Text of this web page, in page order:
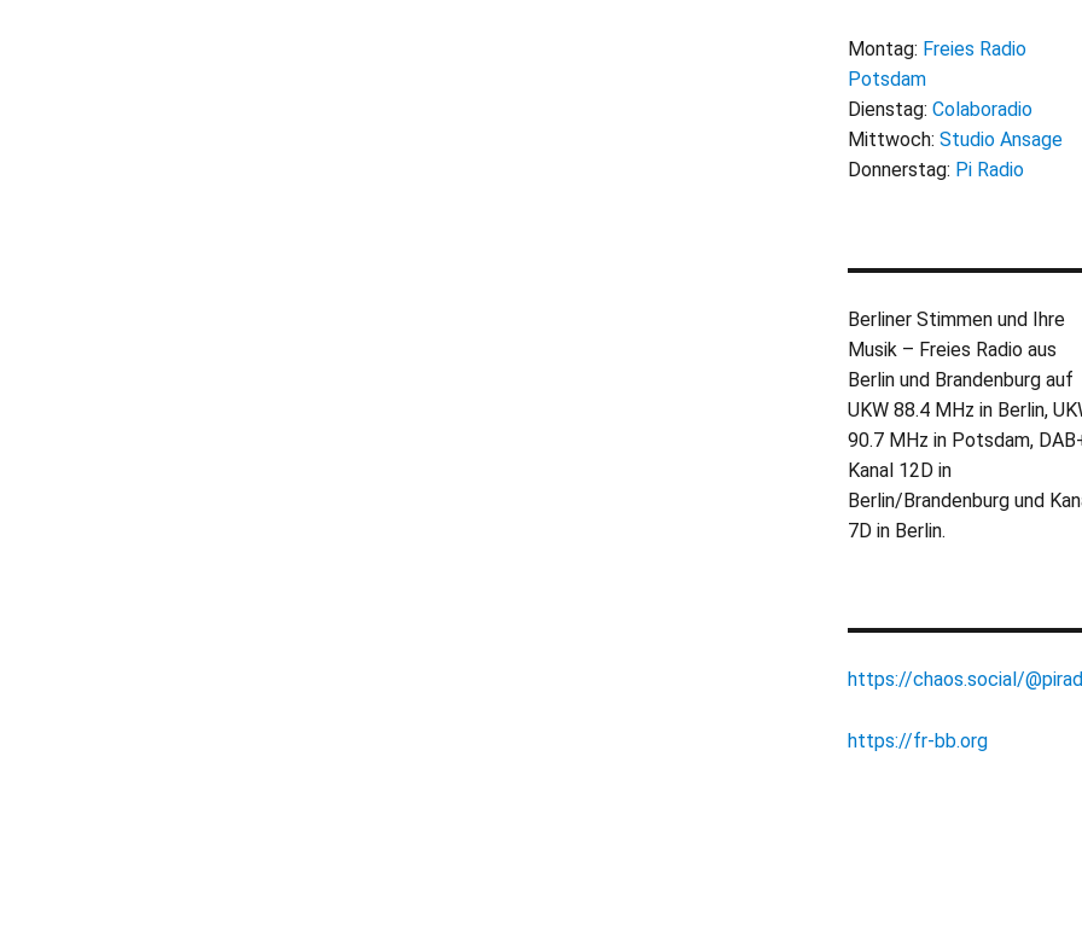
Montag: Freies Radio
Potsdam
Dienstag: Colaboradio
Mittwoch: Studio Ansage
Donnerstag: Pi Radio
Berliner Stimmen und Ihre
Musik – Freies Radio aus
Berlin und Brandenburg auf
UKW 88.4 MHz in Berlin,
90.7 MHz in Potsdam,
Kanal 12D in
Berlin/Brandenburg und
7D in Berlin.
https://chaos.social/
https://fr-bb.org